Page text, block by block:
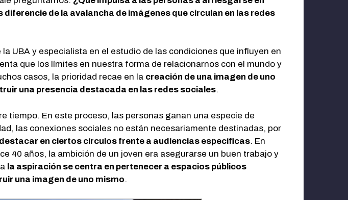
de la avalancha de imágenes que circulan en las redes
UBA y especialista en el estudio de las condiciones que influyen en
que los límites en nuestra forma de relacionarnos con el mundo y
casos, la prioridad recae en la creación de una imagen de uno
una presencia destacada en las redes sociales.
tiempo. En este proceso, las personas ganan una especie de
las conexiones sociales no están necesariamente destinadas, por
destacar en ciertos círculos frente a audiencias específicas. En
40 años, la ambición de un joven era asegurarse un buen trabajo y
la aspiración se centra en pertenecer a espacios públicos
una imagen de uno mismo.